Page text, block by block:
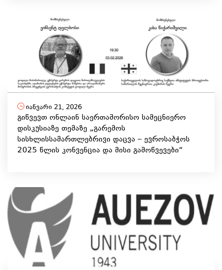
იანვარი 21, 2026
გიწვევთ ონლაინ საერთაშორისო სამეცნიერო
დისკუსიაზე თემაზე „გარემოს
სისხლისსამართლებრივი დაცვა – ევროსაბჭოს
2025 წლის კონვენცია და მისი გამოწვევები“